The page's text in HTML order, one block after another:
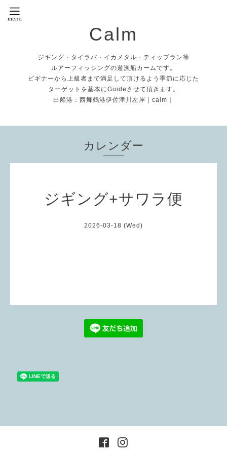
Calm
ジギング・タイラバ・イカメタル・ティップラン等
ルアーフィッシングの遊漁船カームです。
ビギナーから上級者まで満足して頂けるよう季節に応じた
ターゲットを基本にGuideさせて頂きます。
出船港：西舞鶴港伊佐津川左岸｜calm｜
カレンダー
ジギング+サワラ便
2026-03-18 (Wed)